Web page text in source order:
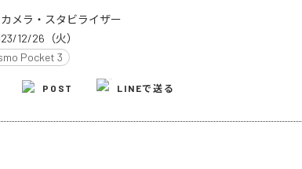
カメラ・スタビライザー
12/26（火）
Pocket 3
POST LINEで送る